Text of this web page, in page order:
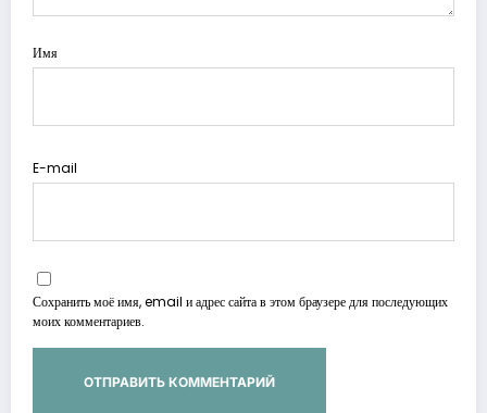
Имя
E-mail
Сохранить моё имя, email и адрес сайта в этом браузере для последующих
моих комментариев.